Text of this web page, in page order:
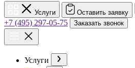
Услуги Оставить заявку
+7 (495) 297-05-75
Заказать звонок
Услуги